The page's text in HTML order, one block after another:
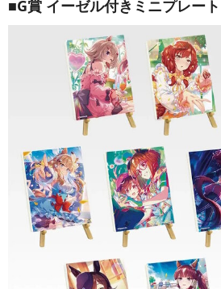
■G賞 イーゼル付きミニプレート